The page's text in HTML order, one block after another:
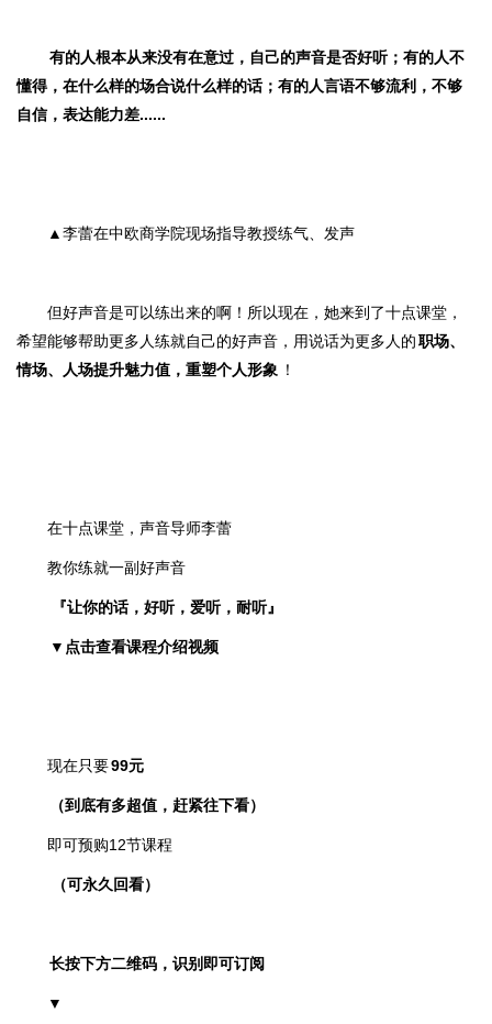
有的人根本从来没有在意过，自己的声音是否好听；有的人不
懂得，在什么样的场合说什么样的话；有的人言语不够流利，不够
自信，表达能力差......
▲李蕾在中欧商学院现场指导教授练气、发声
但好声音是可以练出来的啊！ 所以现在，她来到了十点课堂，
希望能够帮助更多人练就自己的好声音，用说话为更多人的职场、
情场、人场提升魅力值，重塑个人形象 ！
在十点课堂，声音导师李蕾
教你练就一副好声音
『让你的话，好听，爱听，耐听』
▼ 点击查看课程介绍视频
现在只要99元
（到底有多超值，赶紧往下看）
即可预购12节课程
（可永久回看）
长按下方二维码，识别即可订阅
▼